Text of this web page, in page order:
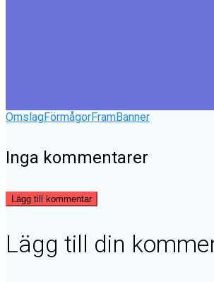
OmslagFörmågorFramBanner
Inga kommentarer
Lägg till kommentar
Lägg till din